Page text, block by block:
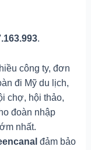
.
công ty, đơn
đi Mỹ du lịch,
chợ, hội thảo,
đoàn nhập
nhất.
đảm bảo